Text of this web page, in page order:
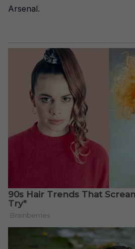
Arsenal.